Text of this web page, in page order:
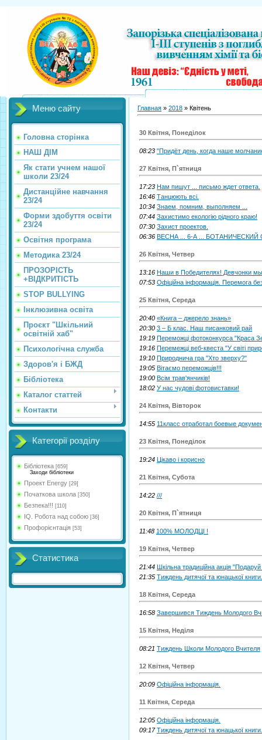
Меню сайту
Головна сторінка
НАШ ДІМ
Як стати учнем нашої
школи 23/24
Дистанційне навчання
23/24
Форми здобуття освіти
23/24
Освітня програма
Методика 23/24
ПРОЗОРІСТЬ
+ВІДКРИТІСТЬ
STOP BULLYING
Інклюзивна освіта
Проєкт "Шкільний
освітній хаб"
Психологічна служба
Здоров'я і БЖД
Бібліотека
Каталог статтей
Контакти
Категорії розділу
Бібліотека [659]
Заходи бібліотеки
Проект Energy [29]
Початкова школа [350]
Безпека!!! [110]
IQ. Робота над собою [36]
Профорієнтація [53]
Статистика
Главная » 2018 » Квітень
30 Квітня, Понеділок
08:23 "Придёт день, когда наше
27 Квітня, П`ятниця
17:23 Нам пишут ... письмо ждет ответа.
16:46 Танцюють всі.
10:34 Знаем, помним, выполняем ...
07:44 Захистимо екологію рідного краю!
07:30 Захист проектов.
06:36 ВЕСНА ... 6-А ... БОТАНИЧЕСКИЙ
26 Квітня, Четвер
13:16 Наши в Победителях! Девчонки
07:53 Офіційна інформація. Перемога
25 Квітня, Середа
20:40 «Книга – джерело знань»
20:30 3 – Б клас. Наш писанковий рай
19:19 Переможці фотоконкурса "Краса
19:16 Перемежці веб-квеста "У світі
19:10 Природнича гра "Хто зверху?"
19:05 Вітаємо переможців!!!
19:00 Всім трав'янчиків!
18:02 У нас чудові фотовиставки!
24 Квітня, Вівторок
14:55 11класс отработал боевые
23 Квітня, Понеділок
19:24 Цікаво і корисно
21 Квітня, Субота
14:22 ///
20 Квітня, П`ятниця
11:48 100% МОЛОДЦІ !
19 Квітня, Четвер
21:44 Шкільна традиційна акція "Подаруй
21:35 Тиждень дитячої та юнацької
18 Квітня, Середа
16:58 Завершився Тиждень Молодого
15 Квітня, Неділя
08:21 Тиждень Школи Молодого Вчителя
12 Квітня, Четвер
20:09 Офіційна інформація.
11 Квітня, Середа
12:05 Офіційна інформація.
09:17 Тиждень дитячої та юнацької